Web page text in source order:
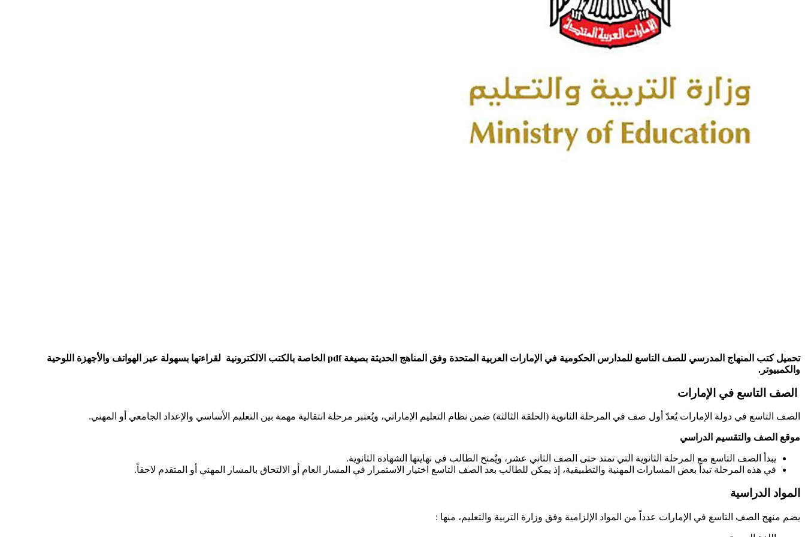
تحميل كتب المنهاج المدرسي للصف التاسع للمدارس الحكومية في الإمارات العربية المتحدة وفق المناهج الحديثة بصيغة pdf الخاصة بالكتب الالكترونية لقراءتها بسهولة عبر الهواتف والأجهزة اللوحية
والكمبيوتر.
الصف التاسع في الإمارات
الصف التاسع في دولة الإمارات يُعدّ أول صف في المرحلة الثانوية (الحلقة الثالثة) ضمن نظام التعليم الإماراتي، ويُعتبر مرحلة انتقالية مهمة بين التعليم الأساسي والإعداد الجامعي أو المهني.​
موقع الصف والتقسيم الدراسي
يبدأ الصف التاسع مع المرحلة الثانوية التي تمتد حتى الصف الثاني عشر، ويُمنح الطالب في نهايتها الشهادة الثانوية.​
في هذه المرحلة تبدأ بعض المسارات المهنية والتطبيقية، إذ يمكن للطالب بعد الصف التاسع اختيار الاستمرار في المسار العام أو الالتحاق بالمسار المهني أو المتقدم لاحقاً.
المواد الدراسية
يضم منهج الصف التاسع في الإمارات عدداً من المواد الإلزامية وفق وزارة التربية والتعليم، منها :​